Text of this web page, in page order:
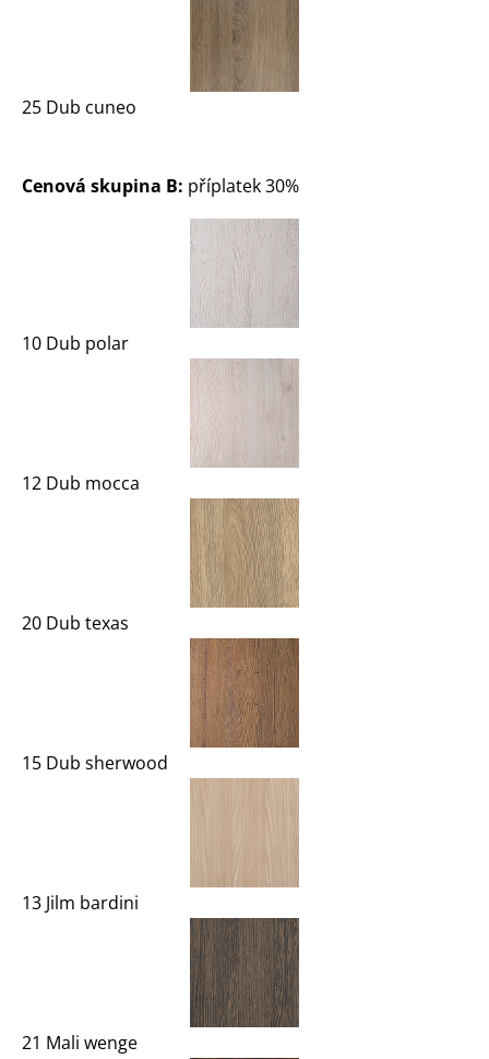
25 Dub cuneo
Cenová skupina B: příplatek 30%
10 Dub polar
12 Dub mocca
20 Dub texas
15 Dub sherwood
13 Jilm bardini
21 Mali wenge